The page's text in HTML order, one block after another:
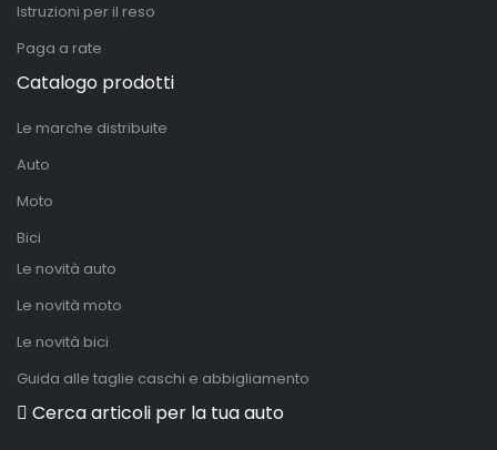
Istruzioni per il reso
Paga a rate
Catalogo prodotti
Le marche distribuite
Auto
Moto
Bici
Le novità auto
Le novità moto
Le novità bici
Guida alle taglie caschi e abbigliamento
Cerca articoli per la tua auto